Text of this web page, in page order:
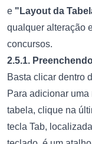
e "Layout da
qualquer alteração
concursos.
2.5.1.
Basta clicar dentro
Para adicionar
tabela, clique na
tecla Tab,